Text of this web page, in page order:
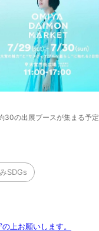
30の出展ブースが集まる予定
SDGs